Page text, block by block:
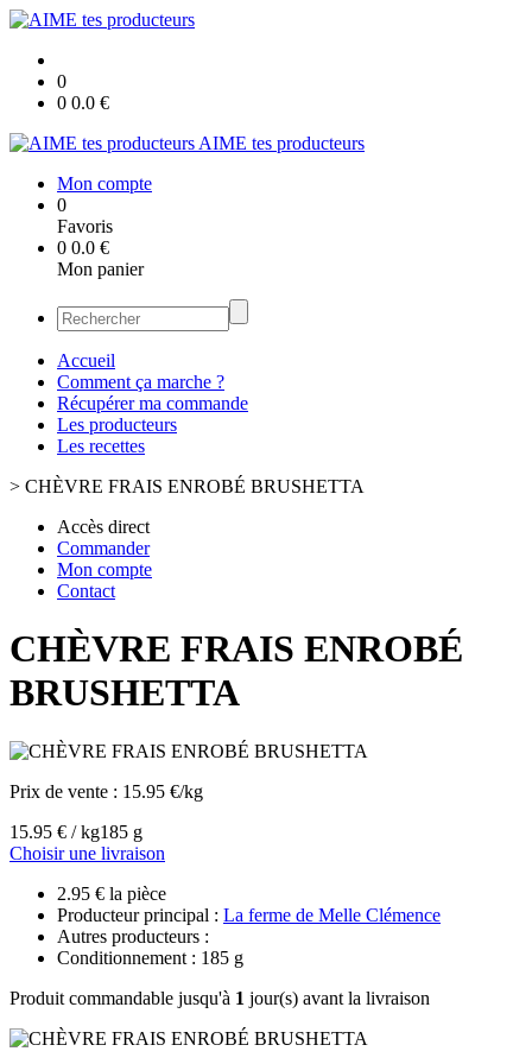
0
0 0.0 €
AIME tes producteurs
Mon compte
0
Favoris
0 0.0 €
Mon panier
Accueil
Comment ça marche ?
Récupérer ma commande
Les producteurs
Les recettes
> CHÈVRE FRAIS ENROBÉ BRUSHETTA
Accès direct
Commander
Mon compte
Contact
CHÈVRE FRAIS ENROBÉ
BRUSHETTA
Prix de vente : 15.95 €/kg
15.95 € / kg185 g
Choisir une livraison
2.95 € la pièce
Producteur principal : La ferme de Melle Clémence
Autres producteurs :
Conditionnement : 185 g
Produit commandable jusqu'à 1 jour(s) avant la livraison